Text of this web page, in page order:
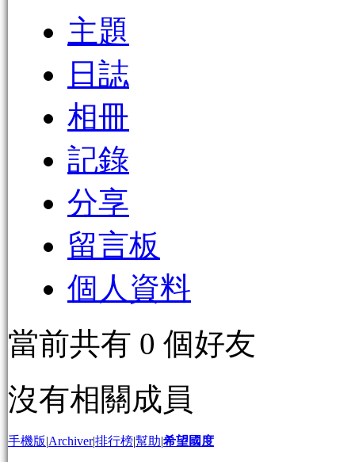
主題
日誌
相冊
記錄
分享
留言板
個人資料
當前共有 0 個好友
沒有相關成員
手機版|Archiver|排行榜|幫助|希望國度